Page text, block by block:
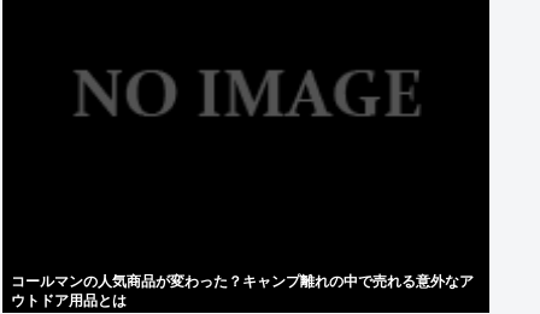
コールマンの人気商品が変わった？キャンプ離れの中で売れる意外なア
ウトドア用品とは